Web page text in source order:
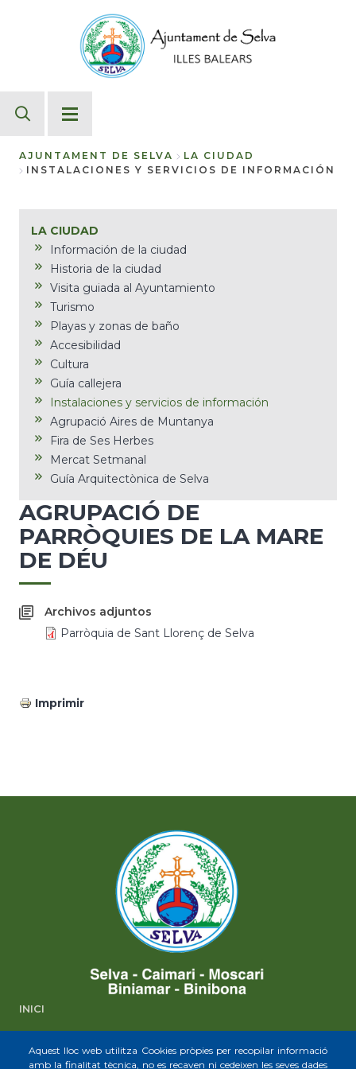
enlaces
de
ayuda
la
navegación
AJUNTAMENT DE SELVA
LA CIUDAD
INSTALACIONES Y SERVICIOS DE INFORMACIÓN
LA CIUDAD
Información de la ciudad
Historia de la ciudad
Visita guiada al Ayuntamiento
Turismo
Playas y zonas de baño
Accesibilidad
Cultura
Guía callejera
Instalaciones y servicios de información
Agrupació Aires de Muntanya
Fira de Ses Herbes
Mercat Setmanal
Guía Arquitectònica de Selva
AGRUPACIÓ DE
PARRÒQUIES DE LA MARE
DE DÉU
Archivos adjuntos
Parròquia de Sant Llorenç de Selva
Imprimir
Aquest lloc web utilitza Cookies pròpies per recopilar informació
amb la finalitat tècnica, no es recaven ni cedeixen les seves dades
INICI
LA CIUDAD